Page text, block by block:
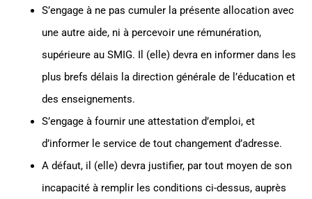
S’engage à ne pas cumuler la présente allocation avec
une autre aide, ni à percevoir une rémunération,
supérieure au SMIG. Il (elle) devra en informer dans les
plus brefs délais la direction générale de l’éducation et
des enseignements.
S’engage à fournir une attestation d’emploi, et
d’informer le service de tout changement d’adresse.
A défaut, il (elle) devra justifier, par tout moyen de son
incapacité à remplir les conditions ci-dessus, auprès